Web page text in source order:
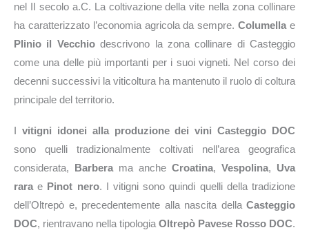
nel II secolo a.C. La coltivazione della vite nella zona collinare
ha caratterizzato l’economia agricola da sempre.Columella e
Plinio il Vecchiodescrivono la zona collinare di Casteggio
come una delle più importanti per i suoi vigneti. Nel corso dei
decenni successivi la viticoltura ha mantenuto il ruolo di coltura
principale del territorio.
I vitigni idonei alla produzione dei vini Casteggio DOC
sono quelli tradizionalmente coltivati nell’area geografica
considerata, Barbera ma anche Croatina, Vespolina, Uva
rara e Pinot nero. I vitigni sono quindi quelli della tradizione
dell’Oltrepò e, precedentemente alla nascita della Casteggio
DOC, rientravano nella tipologia Oltrepò Pavese Rosso DOC.